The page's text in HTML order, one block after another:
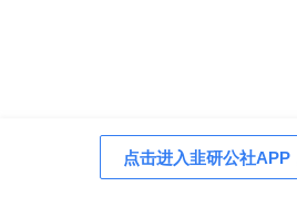
点击进入韭研公社APP